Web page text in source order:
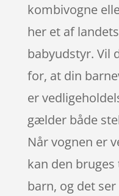
kombivogne
her et af
babyudstyr. Vil
for, at din
er
gælder både
Når vognen er
kan den
barn, og det